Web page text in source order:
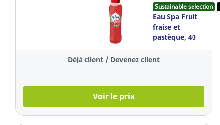
Sustainable selection
Eau Spa Fruit
fraise et
pastèque, 40
6 bouteilles
Déjà client / Devenez client
Voir le prix